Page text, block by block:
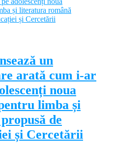
un
arată cum i-ar
noua
limba și
de
și Cercetării